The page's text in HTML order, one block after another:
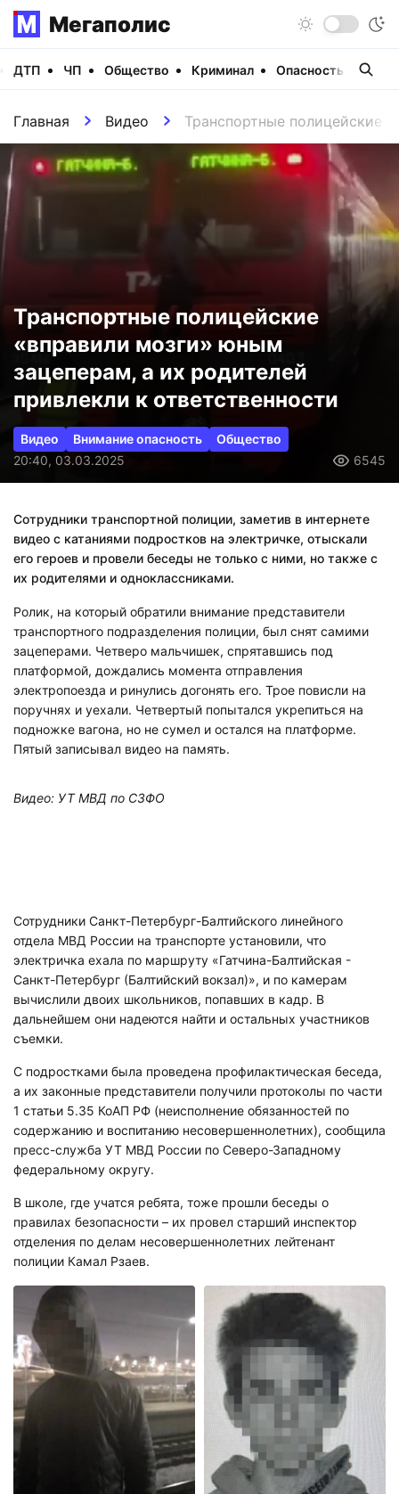
Мегаполис
ДТП ЧП Общество Криминал Опасность
Главная Видео Транспортные полицейские
Транспортные полицейские
«вправили мозги» юным
зацеперам, а их родителей
привлекли к ответственности
Видео Внимание опасность
Общество
20:40, 03.03.2025
6545
Сотрудники транспортной полиции, заметив в интернете
видео с катаниями подростков на электричке, отыскали
его героев и провели беседы не только с ними, но также с
их родителями и одноклассниками.
Ролик, на который обратили внимание представители
транспортного подразделения полиции, был снят самими
зацеперами. Четверо мальчишек, спрятавшись под
платформой, дождались момента отправления
электропоезда и ринулись догонять его. Трое повисли на
поручнях и уехали. Четвертый попытался укрепиться на
подножке вагона, но не сумел и остался на платформе.
Пятый записывал видео на память.
Видео: УТ МВД по СЗФО
Сотрудники Санкт-Петербург-Балтийского линейного
отдела МВД России на транспорте установили, что
электричка ехала по маршруту «Гатчина-Балтийская -
Санкт-Петербург (Балтийский вокзал)», и по камерам
вычислили двоих школьников, попавших в кадр. В
дальнейшем они надеются найти и остальных участников
съемки.
С подростками была проведена профилактическая беседа,
а их законные представители получили протоколы по части
1 статьи 5.35 КоАП РФ (неисполнение обязанностей по
содержанию и воспитанию несовершеннолетних), сообщила
пресс-служба УТ МВД России по Северо-Западному
федеральному округу.
В школе, где учатся ребята, тоже прошли беседы о
правилах безопасности – их провел старший инспектор
отделения по делам несовершеннолетних лейтенант
полиции Камал Рзаев.